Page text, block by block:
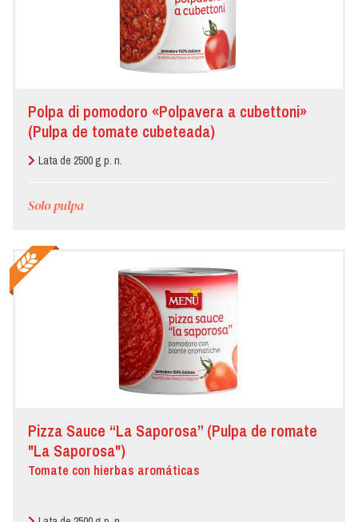
Polpa di pomodoro «Polpavera a cubettoni»
(Pulpa de tomate cubeteada)
Lata de 2500 g p. n.
Solo pulpa
Pizza Sauce “La Saporosa” (Pulpa de romate
"La Saporosa")
Tomate con hierbas aromáticas